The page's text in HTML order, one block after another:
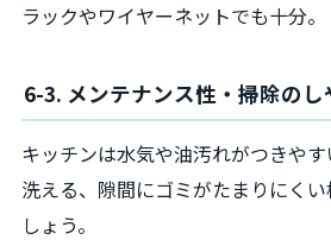
ラックやワイヤーネットでも十分。
6-3. メンテナンス性・掃除のし
キッチンは水気や油汚れがつきや
洗える、隙間にゴミがたまりにく
しょう。